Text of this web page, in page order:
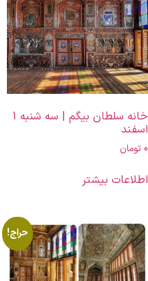
خانه سلطان بیگم | سه شنبه 1
اسفند
0 تومان
اطلاعات بیشتر
حراج!